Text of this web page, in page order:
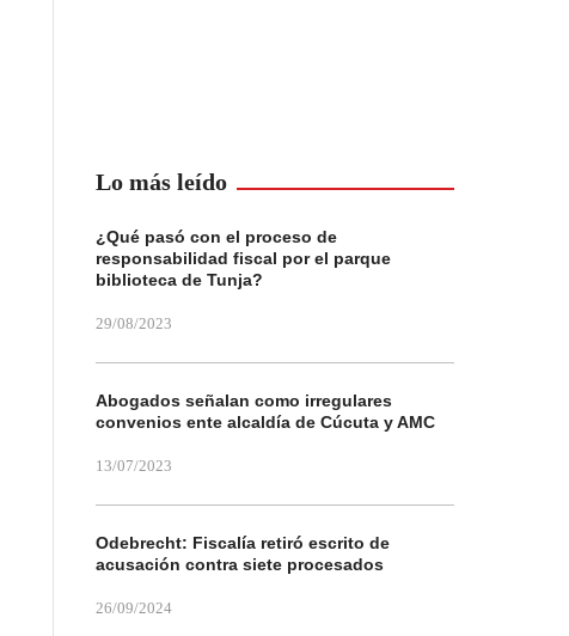
Lo más leído
¿Qué pasó con el proceso de
responsabilidad fiscal por el parque
biblioteca de Tunja?
29/08/2023
Abogados señalan como irregulares
convenios ente alcaldía de Cúcuta y AMC
13/07/2023
Odebrecht: Fiscalía retiró escrito de
acusación contra siete procesados
26/09/2024